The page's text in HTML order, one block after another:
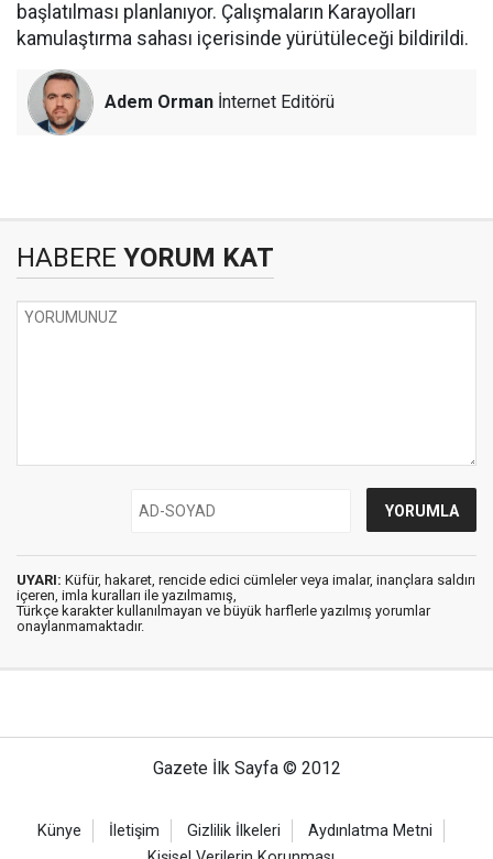
başlatılması planlanıyor. Çalışmaların Karayolları
kamulaştırma sahası içerisinde yürütüleceği bildirildi.
Adem Orman İnternet Editörü
HABERE YORUM KAT
UYARI: Küfür, hakaret, rencide edici cümleler veya imalar, inançlara saldırı
içeren, imla kuralları ile yazılmamış,
Türkçe karakter kullanılmayan ve büyük harflerle yazılmış yorumlar
onaylanmamaktadır.
Gazete İlk Sayfa © 2012
Künye İletişim Gizlilik İlkeleri
Aydınlatma Metni